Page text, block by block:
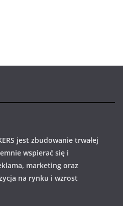
jest zbudowanie trwałej
wspierać się i
marketing oraz
na rynku i wzrost